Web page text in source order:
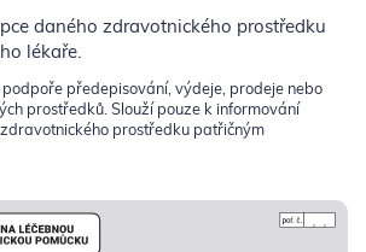
daného zdravotnického prostředku
lékaře.
podpoře předepisování, výdeje, prodeje nebo
prostředků. Slouží pouze k informování
prostředku patřičným